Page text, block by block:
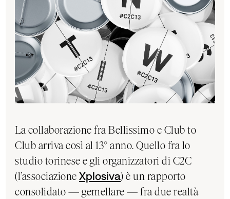
La collaborazione fra Bellissimo e Club to
Club arriva così al 13° anno. Quello fra lo
studio torinese e gli organizzatori di C2C
(l’associazioneXplosiva) è un rapporto
consolidato — gemellare — fra due realtà